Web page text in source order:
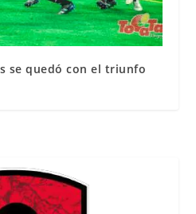
se quedó con el triunfo